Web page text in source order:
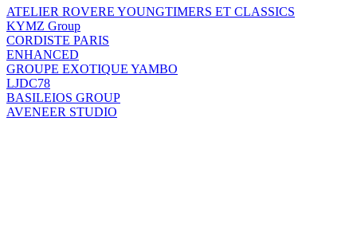
ATELIER ROVERE YOUNGTIMERS ET CLASSICS
KYMZ Group
CORDISTE PARIS
ENHANCED
GROUPE EXOTIQUE YAMBO
LJDC78
BASILEIOS GROUP
AVENEER STUDIO